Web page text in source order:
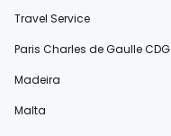
Travel Service
Paris Charles de Gaulle CDG
Madeira
Malta